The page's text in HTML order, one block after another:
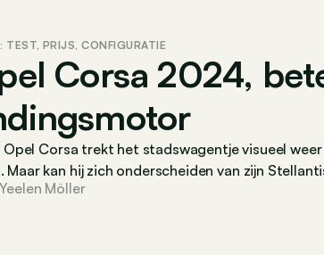
PRIJS, CONFIGURATIE
Corsa 2024,
Corsa trekt het stadswagentje visueel
Maar kan hij zich onderscheiden van zijn
Möller